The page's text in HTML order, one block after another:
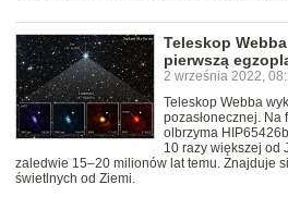
Teleskop
pierwszą
2 września 2022,
Teleskop Webba
pozasłonecznej.
olbrzyma
10 razy większej od
zaledwie 15–20 milionów lat temu. Znajduje
świetlnych od Ziemi.